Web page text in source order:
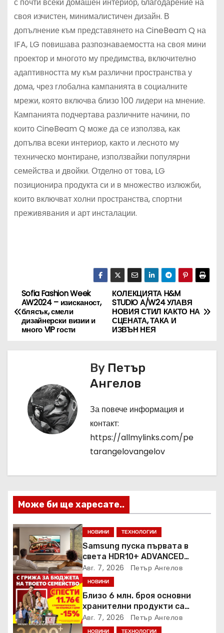
своя изчистен, минималистичен дизайн. В
допълнение към представянето на CineBeam Q на
IFA, LG повишава разпознаваемостта на своя мини
проектор и многото му предимства, включително
адаптивността му към различни пространства у
дома, чрез глобална кампанията в социалните
мрежи, която включва близо 100 лидери на мнение.
Кампанията подчертава различните начини, по
които CineBeam Q може да се използва, как
допълва всеки интериор, както и лесното му
техническо монтиране, използвайки популярни
семейства и двойки. Отделно от това, LG
позиционира продукта си и в множество излюжби,
които включват холни пространства, спортни
преживявания и арт инсталации.
Н
а
КОЛЕКЦИЯТА H&M
STUDIO A/W24 УЛАВЯ
НОВИЯ СТИЛ КАКТО НА
СЦЕНАТА, ТАКА И
ИЗВЪН НЕЯ
Sofia Fashion Week
AW2024 – изисканост,
блясък, смели
дизайнерски визии и
много VIP гости
By Петър
Ангелов
За повече информация и
контакт:
https://allmylinks.com/pe
tarangelovangelov
Може би ще харесате..
НОВИНИ ТЕХНОЛОГИИ
Samsung пуска първата в
света HDR10+ ADVANCED
стрийминг услуга в Prime
Video
Авг. 7, 2026 Петър Ангелов
НОВИНИ
Близо 6 млн. броя основни
хранителни продукти са
закупени от „Кошница с
грижа“ в Kaufland от старта на
Авг. 7, 2026 Петър Ангелов
НОВИНИ ТЕХНОЛОГИИ